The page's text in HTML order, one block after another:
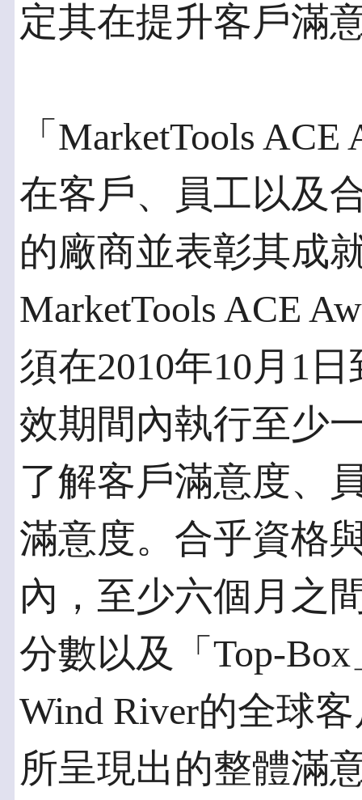
定其在提升客戶滿
「MarketTools
在客戶、員工以及
的廠商並表彰其成
MarketTools ACE
須在2010年10月1
效期間內執行至少
了解客戶滿意度、
滿意度。合乎資格
內，至少六個月之
分數以及「Top-
Wind River的全球
所呈現出的整體滿